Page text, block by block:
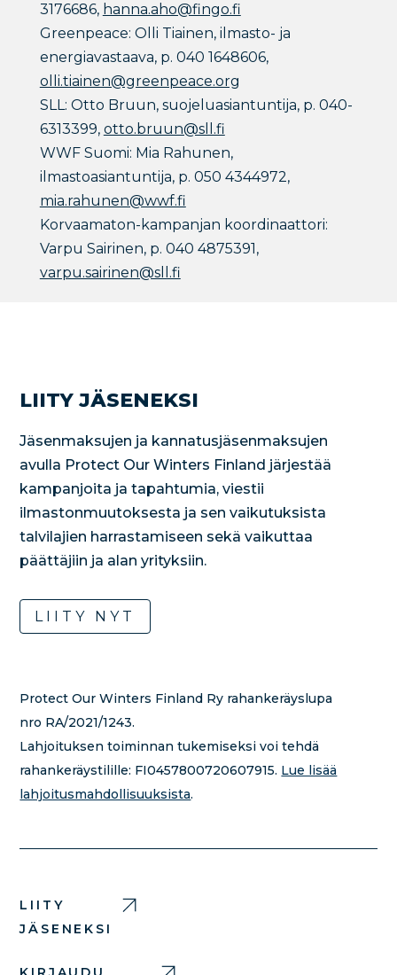
3176686, hanna.aho@fingo.fi
Greenpeace: Olli Tiainen, ilmasto- ja
energiavastaava, p. 040 1648606,
olli.tiainen@greenpeace.org
SLL: Otto Bruun, suojeluasiantuntija, p. 040-
6313399, otto.bruun@sll.fi
WWF Suomi: Mia Rahunen,
ilmastoasiantuntija, p. 050 4344972,
mia.rahunen@wwf.fi
Korvaamaton-kampanjan koordinaattori:
Varpu Sairinen, p. 040 4875391,
varpu.sairinen@sll.fi
LIITY JÄSENEKSI
Jäsenmaksujen ja kannatusjäsenmaksujen
avulla Protect Our Winters Finland järjestää
kampanjoita ja tapahtumia, viestii
ilmastonmuutoksesta ja sen vaikutuksista
talvilajien harrastamiseen sekä vaikuttaa
päättäjiin ja alan yrityksiin.
LIITY NYT
Protect Our Winters Finland Ry rahankeräyslupa
nro RA/2021/1243.
Lahjoituksen toiminnan tukemiseksi voi tehdä
rahankeräystilille: FI0457800720607915. Lue lisää
lahjoitusmahdollisuuksista.
LIITY
JÄSENEKSI